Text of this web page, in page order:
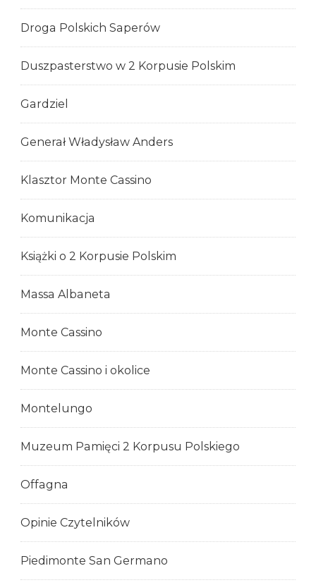
Droga Polskich Saperów
Duszpasterstwo w 2 Korpusie Polskim
Gardziel
Generał Władysław Anders
Klasztor Monte Cassino
Komunikacja
Książki o 2 Korpusie Polskim
Massa Albaneta
Monte Cassino
Monte Cassino i okolice
Montelungo
Muzeum Pamięci 2 Korpusu Polskiego
Offagna
Opinie Czytelników
Piedimonte San Germano